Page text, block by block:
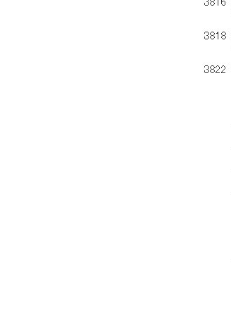
3818
3822